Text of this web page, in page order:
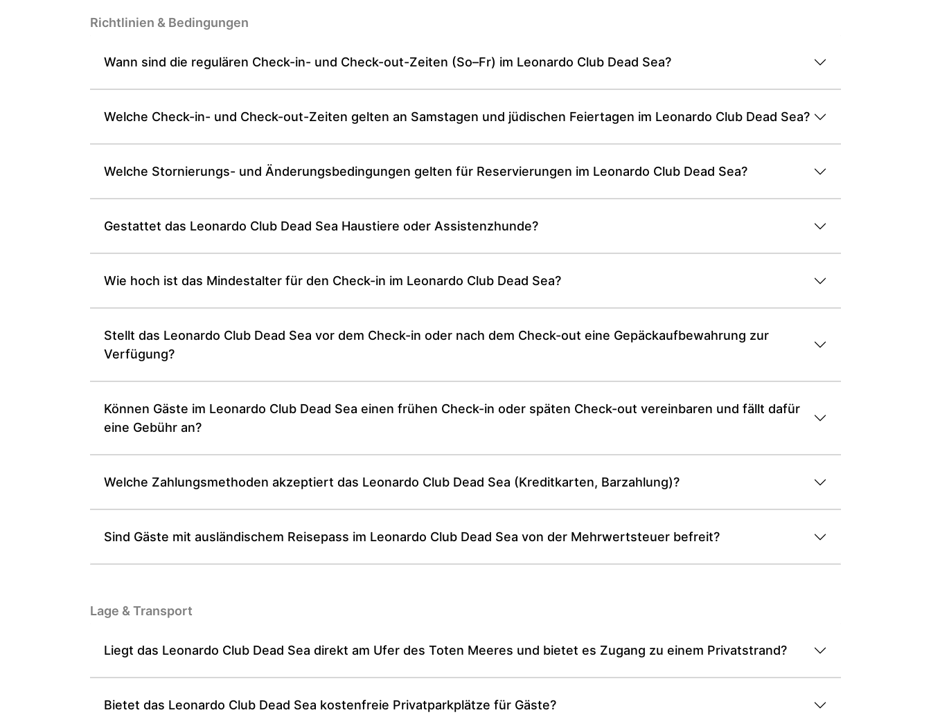
Richtlinien & Bedingungen
Wann sind die regulären Check-in- und Check-out-Zeiten (So–Fr) im Leonardo Club Dead Sea?
Welche Check-in- und Check-out-Zeiten gelten an Samstagen und jüdischen Feiertagen im Leonardo Club Dead Sea?
Welche Stornierungs- und Änderungsbedingungen gelten für Reservierungen im Leonardo Club Dead Sea?
Gestattet das Leonardo Club Dead Sea Haustiere oder Assistenzhunde?
Wie hoch ist das Mindestalter für den Check-in im Leonardo Club Dead Sea?
Stellt das Leonardo Club Dead Sea vor dem Check-in oder nach dem Check-out eine Gepäckaufbewahrung zur
Verfügung?
Können Gäste im Leonardo Club Dead Sea einen frühen Check-in oder späten Check-out vereinbaren und fällt dafür
eine Gebühr an?
Welche Zahlungsmethoden akzeptiert das Leonardo Club Dead Sea (Kreditkarten, Barzahlung)?
Sind Gäste mit ausländischem Reisepass im Leonardo Club Dead Sea von der Mehrwertsteuer befreit?
Lage & Transport
Liegt das Leonardo Club Dead Sea direkt am Ufer des Toten Meeres und bietet es Zugang zu einem Privatstrand?
Bietet das Leonardo Club Dead Sea kostenfreie Privatparkplätze für Gäste?